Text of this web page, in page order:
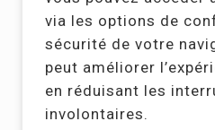
via les options de
sécurité de votre
peut améliorer
en réduisant les
involontaires.